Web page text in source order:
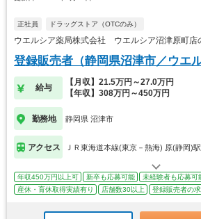
正社員 ドラッグストア（OTCのみ）
ウエルシア薬局株式会社 ウエルシア沼津原町店
登録販売者（静岡県沼津市／ウエ
給与
【月収】21.5万円～27.0万円
【年収】308万円～450万円
勤務地 静岡県 沼津市
アクセス ＪＲ東海道本線(東京－熱海) 原(静岡)駅
年収450万円以上可 新卒も応募可能 未経験者も応募可
産休・育休取得実績有り
店舗数30以上 登録販売者の求